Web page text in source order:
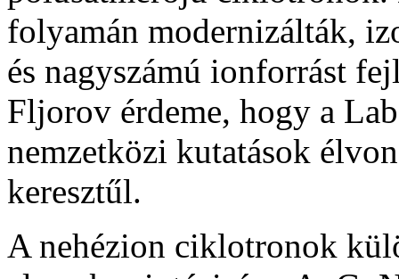
folyamán modernizálták,
és nagyszámú ion­forrást
Fljorov érdeme, hogy a
nemzetközi kutatások
keresztűl.
A nehézion ciklotronok